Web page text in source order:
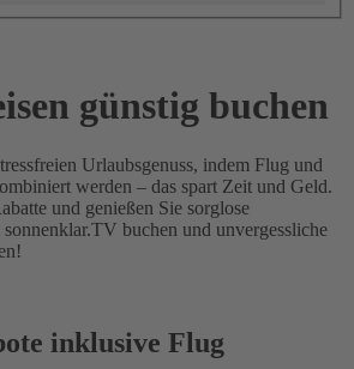
günstig buchen
Urlaubsgenuss, indem Flug und
werden – das spart Zeit und Geld.
und genießen Sie sorglose
sonnenklar.TV buchen und unvergessliche
inklusive Flug